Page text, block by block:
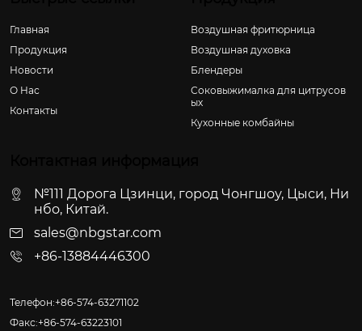
Главная
Продукция
Новости
О Hас
Контакты
Воздушная фритюрница
Воздушная духовка
Блендеры
Соковыжималка для цитрусов
ых
Кухонные комбайны
№111 Дорога Цзинци, город Чонгшоу, Цыси, Ни
нбо, Китай.
sales@nbgstar.com
+86-13884446300
Телефон:+86-574-63271102
Факс:+86-574-63223101